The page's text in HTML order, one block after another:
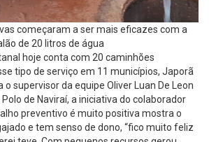
começaram a ser mais eficazes com a
de 20 litros de água
hoje conta com 20 caminhões
tipo de serviço em 11 municípios, Japorã
o supervisor da equipe Oliver Luan De Leon
de Naviraí, a iniciativa do colaborador
preventivo é muito positiva mostra o
e tem senso de dono, “fico muito feliz